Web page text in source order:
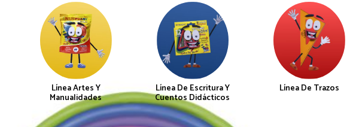
Línea Artes Y
Manualidades
Línea De Escritura Y
Cuentos Didácticos
Línea De Trazos